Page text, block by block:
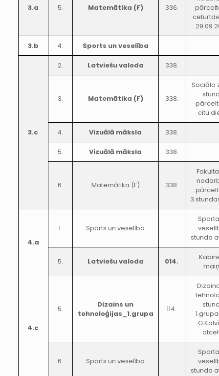
3.a 5. Matemātika (F) 336.
3.b 4. Sports un veselība
3.c
2. Latviešu valoda 338.
3. Matemātika (F) 338.
Sociālo
citu
4. Vizuālā māksla 338.
5. Vizuālā māksla 338.
6. Matemātika (F) 338.
4.a
1. Sports un veselība
stunda
5. Latviešu valoda 014.
4.c
5.
Dizains un
tehnoloģijas_1.grupa
114.
6. Sports un veselība
stunda